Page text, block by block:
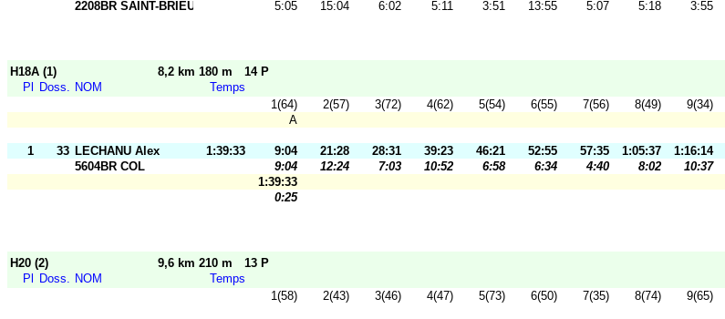
2208BR SAINT-BRIEUC OR
5:05 15:04 6:02 5:11 3:51 13:55 5:07 5:18 3:55
H18A (1) 8,2 km 180 m
14 P
Pl
Doss. NOM
Temps
1(64)
2(57) 3(72) 4(62) 5(54) 6(55) 7(56) 8(49) 9(34)
A
1 33 LECHANU Alex 1:39:33 9:04 21:28 28:31 39:23 46:21 52:55 57:35 1:05:37 1:16:14
5604BR COL
9:04 12:24 7:03 10:52 6:58 6:34 4:40 8:02 10:37
1:39:33
0:25
H20 (2) 9,6 km 210 m
13 P
Pl
Doss. NOM
Temps
1(58)
2(43) 3(46) 4(47) 5(73) 6(50) 7(35) 8(74) 9(65)